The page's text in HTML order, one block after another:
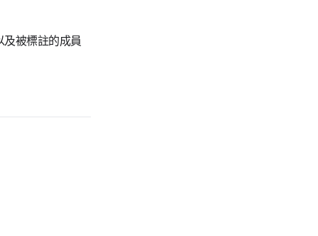
及被標註的成員